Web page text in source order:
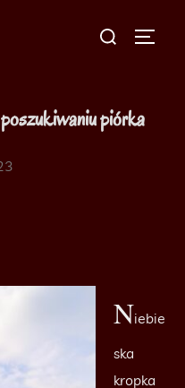
Search
piórka
Niebie
ska
kropka